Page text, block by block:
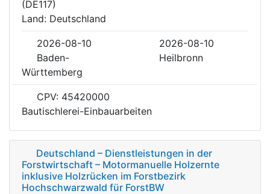
(DE117)
Land: Deutschland
2026-08-10
2026-08-10
Baden-
Württemberg
Heilbronn
CPV: 45420000
Bautischlerei-Einbauarbeiten
Deutschland – Dienstleistungen in der
Forstwirtschaft – Motormanuelle Holzernte
inklusive Holzrücken im Forstbezirk
Hochschwarzwald für ForstBW